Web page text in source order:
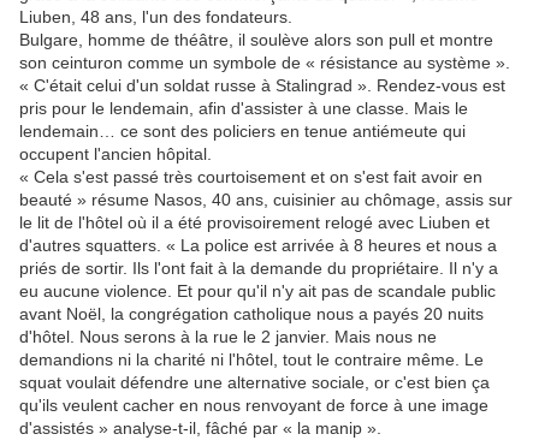
Liuben, 48 ans, l'un des fondateurs.
Bulgare, homme de théâtre, il soulève alors son pull et montre
son ceinturon comme un symbole de « résistance au système ».
« C'était celui d'un soldat russe à Stalingrad ». Rendez-vous est
pris pour le lendemain, afin d'assister à une classe. Mais le
lendemain… ce sont des policiers en tenue antiémeute qui
occupent l'ancien hôpital.
« Cela s'est passé très courtoisement et on s'est fait avoir en
beauté » résume Nasos, 40 ans, cuisinier au chômage, assis sur
le lit de l'hôtel où il a été provisoirement relogé avec Liuben et
d'autres squatters. « La police est arrivée à 8 heures et nous a
priés de sortir. Ils l'ont fait à la demande du propriétaire. Il n'y a
eu aucune violence. Et pour qu'il n'y ait pas de scandale public
avant Noël, la congrégation catholique nous a payés 20 nuits
d'hôtel. Nous serons à la rue le 2 janvier. Mais nous ne
demandions ni la charité ni l'hôtel, tout le contraire même. Le
squat voulait défendre une alternative sociale, or c'est bien ça
qu'ils veulent cacher en nous renvoyant de force à une image
d'assistés » analyse-t-il, fâché par « la manip ».